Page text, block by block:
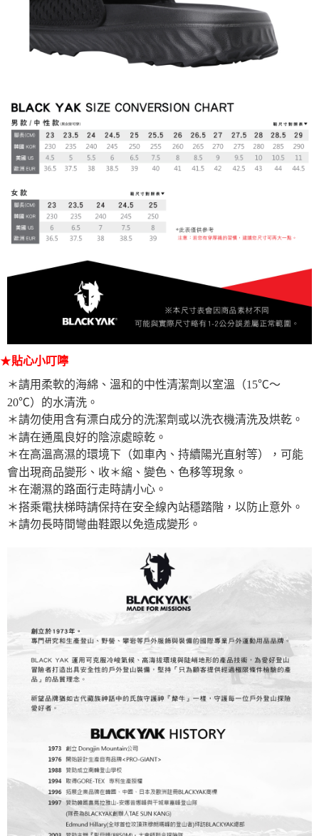
★貼心小叮嚀
＊請用柔軟的海綿、溫和的中性清潔劑以室溫（15℃～
20℃）的水清洗。
＊請勿使用含有漂白成分的洗潔劑或以洗衣機清洗及烘乾。
＊請在通風良好的陰涼處晾乾。
＊在高溫高濕的環境下（如車內、持續陽光直射等），可能
會出現商品變形、收＊縮、變色、色移等現象。
＊在潮濕的路面行走時請小心。
＊搭乘電扶梯時請保持在安全線內站穩踏階，以防止意外。
＊請勿長時間彎曲鞋跟以免造成變形。